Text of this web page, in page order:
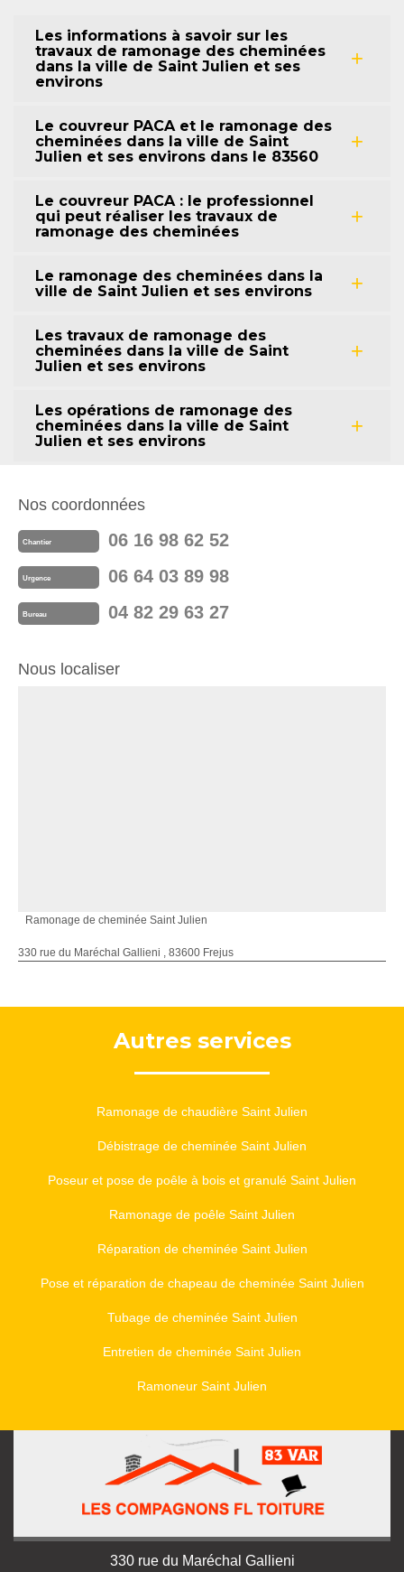
Les informations à savoir sur les
travaux de ramonage des cheminées
dans la ville de Saint Julien et ses
environs
Le couvreur PACA et le ramonage des
cheminées dans la ville de Saint
Julien et ses environs dans le 83560
Le couvreur PACA : le professionnel
qui peut réaliser les travaux de
ramonage des cheminées
Le ramonage des cheminées dans la
ville de Saint Julien et ses environs
Les travaux de ramonage des
cheminées dans la ville de Saint
Julien et ses environs
Les opérations de ramonage des
cheminées dans la ville de Saint
Julien et ses environs
Nos coordonnées
Chantier 06 16 98 62 52
Urgence 06 64 03 89 98
Bureau 04 82 29 63 27
Nous localiser
Ramonage de cheminée Saint Julien
330 rue du Maréchal Gallieni , 83600 Frejus
Autres services
Ramonage de chaudière Saint Julien
Débistrage de cheminée Saint Julien
Poseur et pose de poêle à bois et granulé Saint Julien
Ramonage de poêle Saint Julien
Réparation de cheminée Saint Julien
Pose et réparation de chapeau de cheminée Saint Julien
Tubage de cheminée Saint Julien
Entretien de cheminée Saint Julien
Ramoneur Saint Julien
330 rue du Maréchal Gallieni